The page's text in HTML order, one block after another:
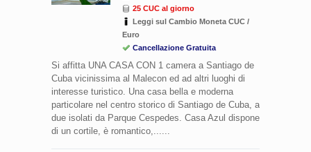
25 CUC al giorno
Leggi sul Cambio Moneta CUC /
Euro
Cancellazione Gratuita
Si affitta UNA CASA CON 1 camera a Santiago de
Cuba vicinissima al Malecon ed ad altri luoghi di
interesse turistico. Una casa bella e moderna
particolare nel centro storico di Santiago de Cuba, a
due isolati da Parque Cespedes. Casa Azul dispone
di un cortile, è romantico,......